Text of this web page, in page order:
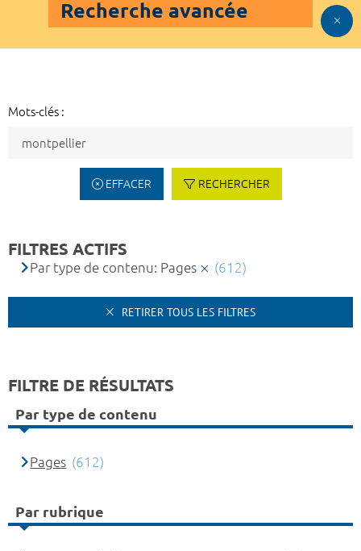
Recherche avancée
Mots-clés :
EFFACER RECHERCHER
FILTRES ACTIFS
Par type de contenu: Pages (612)
RETIRER TOUS LES FILTRES
FILTRE DE RÉSULTATS
Par type de contenu
Pages (612)
Par rubrique